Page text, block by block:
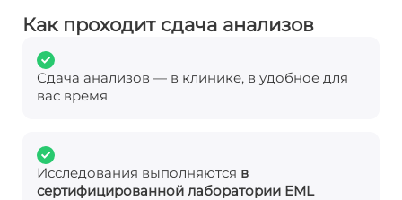
Как проходит сдача анализов
Сдача анализов — в клинике, в удобное для
вас время
Исследования выполняются в
сертифицированной лаборатории EML